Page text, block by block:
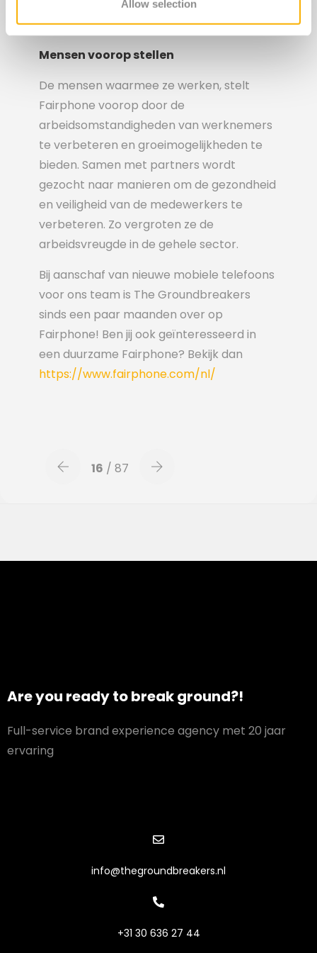
Allow selection
doen naar de belemmeringen van
recycling.
Mensen voorop stellen
De mensen waarmee ze werken, stelt
Fairphone voorop door de
arbeidsomstandigheden van werknemers
te verbeteren en groeimogelijkheden te
bieden. Samen met partners wordt
gezocht naar manieren om de gezondheid
en veiligheid van de medewerkers te
verbeteren. Zo vergroten ze de
arbeidsvreugde in de gehele sector.
Bij aanschaf van nieuwe mobiele telefoons
voor ons team is The Groundbreakers
sinds een paar maanden over op
Fairphone! Ben jij ook geïnteresseerd in
een duurzame Fairphone? Bekijk dan
https://www.fairphone.com/nl/
16 / 87
Are you ready to break ground?!
Full-service brand experience agency met 20 jaar
ervaring
info@thegroundbreakers.nl
+31 30 636 27 44